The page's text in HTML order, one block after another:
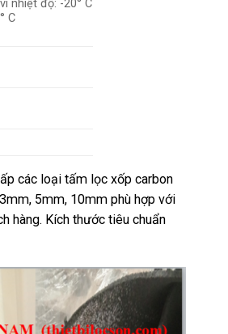
nhiệt độ: -20° C
C
các loại tấm lọc xốp carbon
5mm, 10mm phù hợp với
hàng. Kích thước tiêu chuẩn